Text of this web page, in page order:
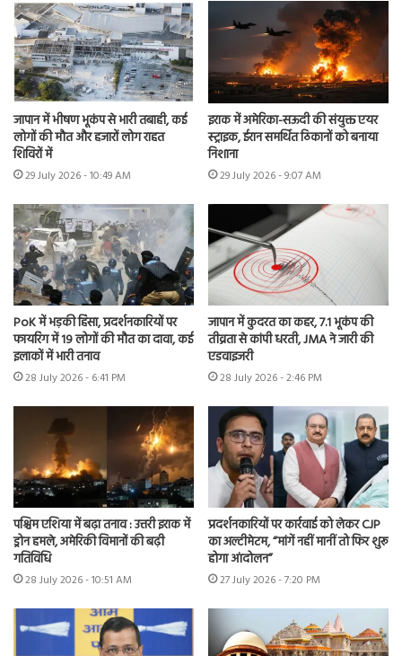
जापान में भीषण भूकंप से भारी तबाही, कई
लोगों की मौत और हजारों लोग राहत
शिविरों में
29 July 2026 - 10:49 AM
इराक में अमेरिका-सऊदी की संयुक्त एयर
स्ट्राइक, ईरान समर्थित ठिकानों को बनाया
निशाना
29 July 2026 - 9:07 AM
PoK में भड़की हिंसा, प्रदर्शनकारियों पर
फायरिंग में 19 लोगों की मौत का दावा, कई
इलाकों में भारी तनाव
28 July 2026 - 6:41 PM
जापान में कुदरत का कहर, 7.1 भूकंप की
तीव्रता से कांपी धरती, JMA ने जारी की
एडवाइजरी
28 July 2026 - 2:46 PM
पश्चिम एशिया में बढ़ा तनाव : उत्तरी इराक में
ड्रोन हमले, अमेरिकी विमानों की बढ़ी
गतिविधि
28 July 2026 - 10:51 AM
प्रदर्शनकारियों पर कार्रवाई को लेकर CJP
का अल्टीमेटम, “मांगें नहीं मानीं तो फिर शुरू
होगा आंदोलन”
27 July 2026 - 7:20 PM